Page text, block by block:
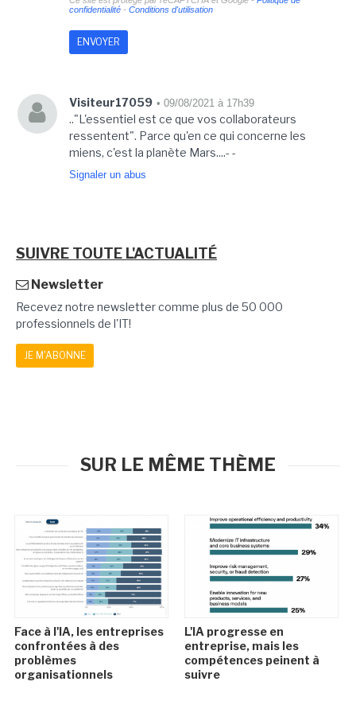
confidentialité- Conditions d'utilisation
Visiteur17059 • 09/08/2021 à 17h39
.."L'essentiel est ce que vos collaborateurs
ressentent". Parce qu'en ce qui concerne les
miens, c'est la planète Mars....- -
Signaler un abus
SUIVRE TOUTE L'ACTUALITÉ
Newsletter
Recevez notre newsletter comme plus de 50 000
professionnels de l'IT!
JE M'ABONNE
SUR LE MÊME THÈME
Face à l'IA, les entreprises
confrontées à des
problèmes
organisationnels
L'IA progresse en
entreprise, mais les
compétences peinent à
suivre